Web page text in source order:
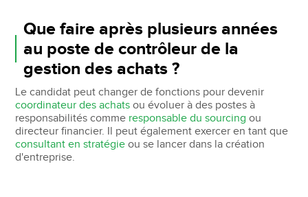
Que faire après plusieurs années
au poste de contrôleur de la
gestion des achats ?
Le candidat peut changer de fonctions pour devenir
coordinateur des achats ou évoluer à des postes à
responsabilités comme responsable du sourcingou
directeur financier. Il peut également exercer en tant que
consultant en stratégie ou se lancer dans la création
d'entreprise.